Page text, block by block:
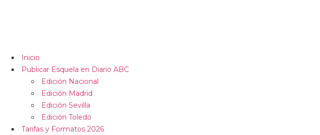
Inicio
Publicar Esquela en Diario ABC
Edición Nacional
Edición Madrid
Edición Sevilla
Edición Toledo
Tarifas y Formatos 2026